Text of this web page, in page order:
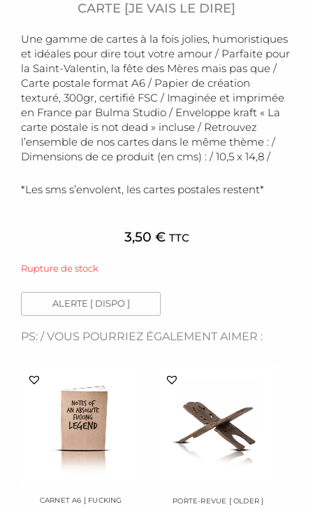
CARTE [JE VAIS LE DIRE]
Une gamme de cartes à la fois jolies, humoristiques
et idéales pour dire tout votre amour / Parfaite pour
la Saint-Valentin, la fête des Mères mais pas que /
Carte postale format A6 / Papier de création
texturé, 300gr, certifié FSC / Imaginée et imprimée
en France par Bulma Studio / Enveloppe kraft « La
carte postale is not dead » incluse / Retrouvez
l’ensemble de nos cartes dans le même thème : /
Dimensions de ce produit (en cms) : / 10,5 x 14,8 /
*Les sms s’envolent, les cartes postales restent*
3,50 € TTC
Rupture de stock
ALERTE [ DISPO ]
PS: / VOUS POURRIEZ ÉGALEMENT AIMER :
CARNET A6 [ FUCKING
PORTE-REVUE [ OLDER ]